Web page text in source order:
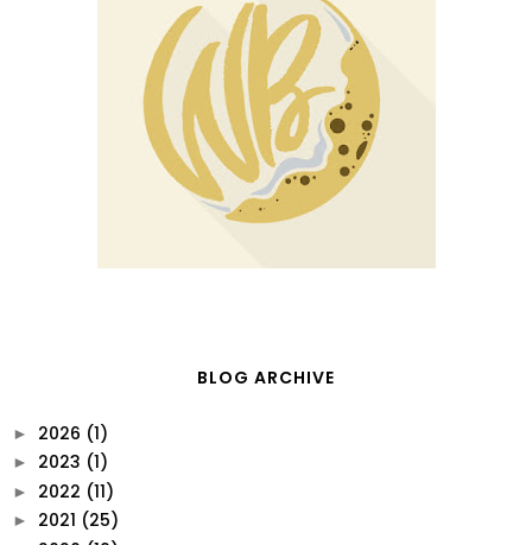
BLOG ARCHIVE
► 2026 (1)
► 2023 (1)
► 2022 (11)
► 2021 (25)